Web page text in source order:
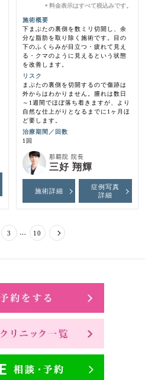
＊ 料金表示はすべて税込みです。
施術概要
下まぶたの裏側を数ミリ切開し、余
分な脂肪を取り除く施術です。目の
下のふくらみが目立つ・疲れて見え
る・クマのように見えるという状態
を改善します。
リスク
まぶたの裏側を切開するので傷跡は
外からはわかりません。腫れは数日
～1週間でほぼ落ち着きますが、より
自然な仕上がりとなるまでに1ヶ月ほ
ど要します。
治療期間／回数
1回
那覇院 院長
三好 翔輝
施術詳細
症例写真
詳細
3 … 10